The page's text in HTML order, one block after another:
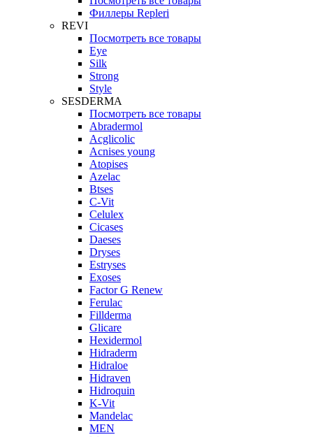
Филлеры Repleri
REVI
Посмотреть все товары
Eye
Silk
Strong
Style
SESDERMA
Посмотреть все товары
Abradermol
Acglicolic
Acnises young
Atopises
Azelac
Btses
C-Vit
Celulex
Cicases
Daeses
Dryses
Estryses
Exoses
Factor G Renew
Ferulac
Fillderma
Glicare
Hexidermol
Hidraderm
Hidraloe
Hidraven
Hidroquin
K-Vit
Mandelac
MEN